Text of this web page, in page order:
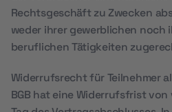
Rechtsgeschäft zu Zwecken
weder ihrer gewerblichen noch
beruflichen Tätigkeiten
Widerrufsrecht für Teilnehmer
BGB hat eine Widerrufsfrist von